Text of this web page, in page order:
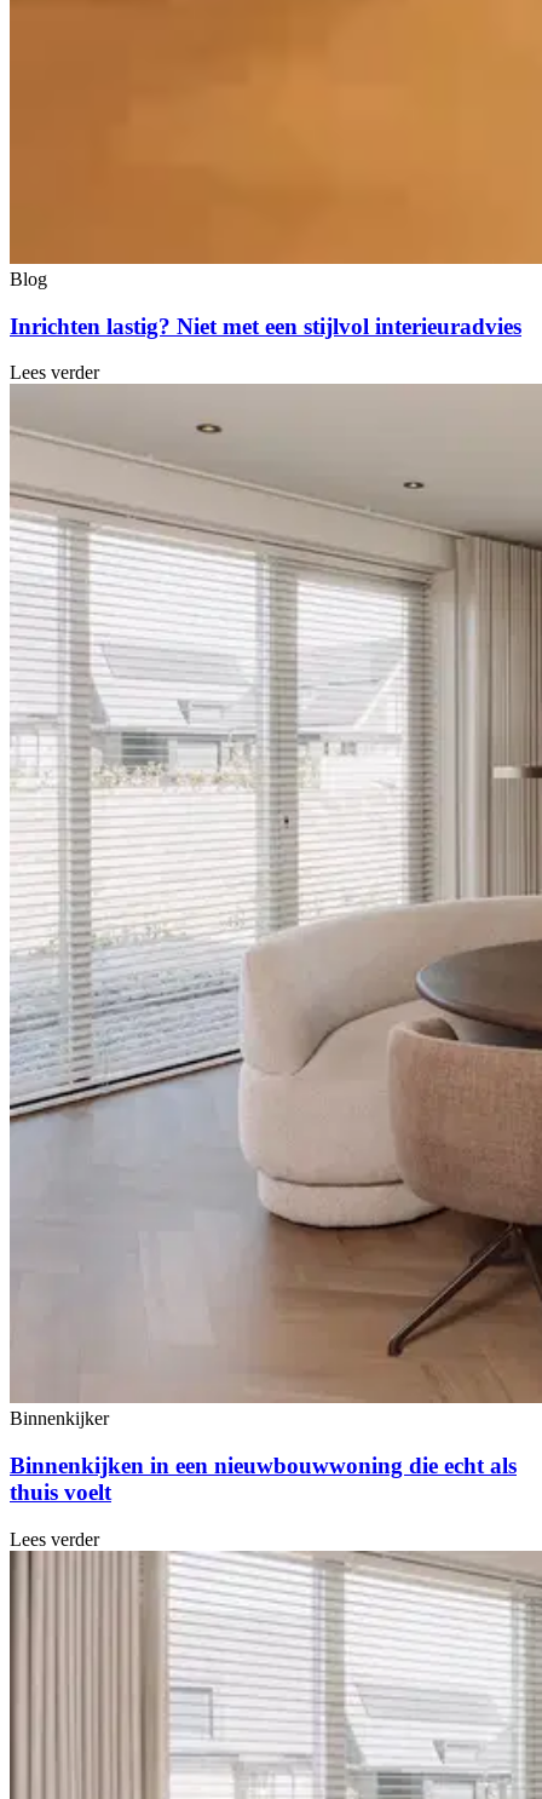
Blog
Inrichten lastig? Niet met een stijlvol interieuradvies
Lees verder
Binnenkijker
Binnenkijken in een nieuwbouwwoning die echt als
thuis voelt
Lees verder